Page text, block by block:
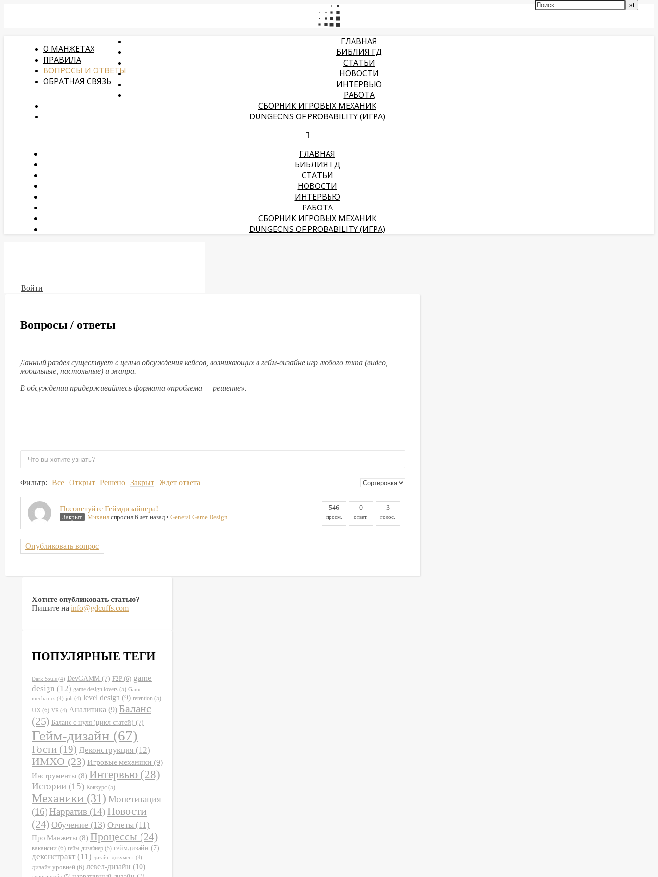
О МАНЖЕТАХ
ПРАВИЛА
ВОПРОСЫ И ОТВЕТЫ
ОБРАТНАЯ СВЯЗЬ
ГЛАВНАЯ
БИБЛИЯ ГД
СТАТЬИ
НОВОСТИ
ИНТЕРВЬЮ
РАБОТА
СБОРНИК ИГРОВЫХ МЕХАНИК
DUNGEONS OF PROBABILITY (ИГРА)
ГЛАВНАЯ
БИБЛИЯ ГД
СТАТЬИ
НОВОСТИ
ИНТЕРВЬЮ
РАБОТА
СБОРНИК ИГРОВЫХ МЕХАНИК
DUNGEONS OF PROBABILITY (ИГРА)
Войти
Вопросы / ответы
Данный раздел существует с целью обсуждения кейсов, возникающих в гейм-дизайне игр любого типа (видео,
мобильные, настольные) и жанра.
В обсуждении придерживайтесь формата «проблема — решение».
Фильтр: Все Открыт Решено Закрыт Ждет ответа
Посоветуйте Геймдизайнера!
Закрыт Михаил спросил 6 лет назад • General Game Design
546
просм.
0
ответ.
3
голос.
Опубликовать вопрос
Хотите опубликовать статью?
Пишите на info@gdcuffs.com
ПОПУЛЯРНЫЕ ТЕГИ
Dark Souls (4) DevGAMM (7) F2P (6) game
design (12) game design lovers (5) Game
mechanics (4) job (4) level design (9) retention (5)
UX (6) VR (4) Аналитика (9) Баланс
(25) Баланс с нуля (цикл статей) (7)
Гейм-дизайн (67)
Гости (19) Деконструкция (12)
ИМХО (23) Игровые механики (9)
Инструменты (8) Интервью (28)
Истории (15) Конкурс (5)
Механики (31) Монетизация
(16) Нарратив (14) Новости
(24) Обучение (13) Отчеты (11)
Про Манжеты (8) Процессы (24)
вакансии (6) гейм-дизайнер (5) геймдизайн (7)
деконстракт (11) дизайн-документ (4)
дизайн уровней (6) левел-дизайн (10)